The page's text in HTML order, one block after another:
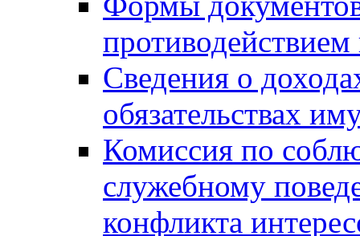
Сведения о
обязательствах
Комиссия по
служебному
конфликта